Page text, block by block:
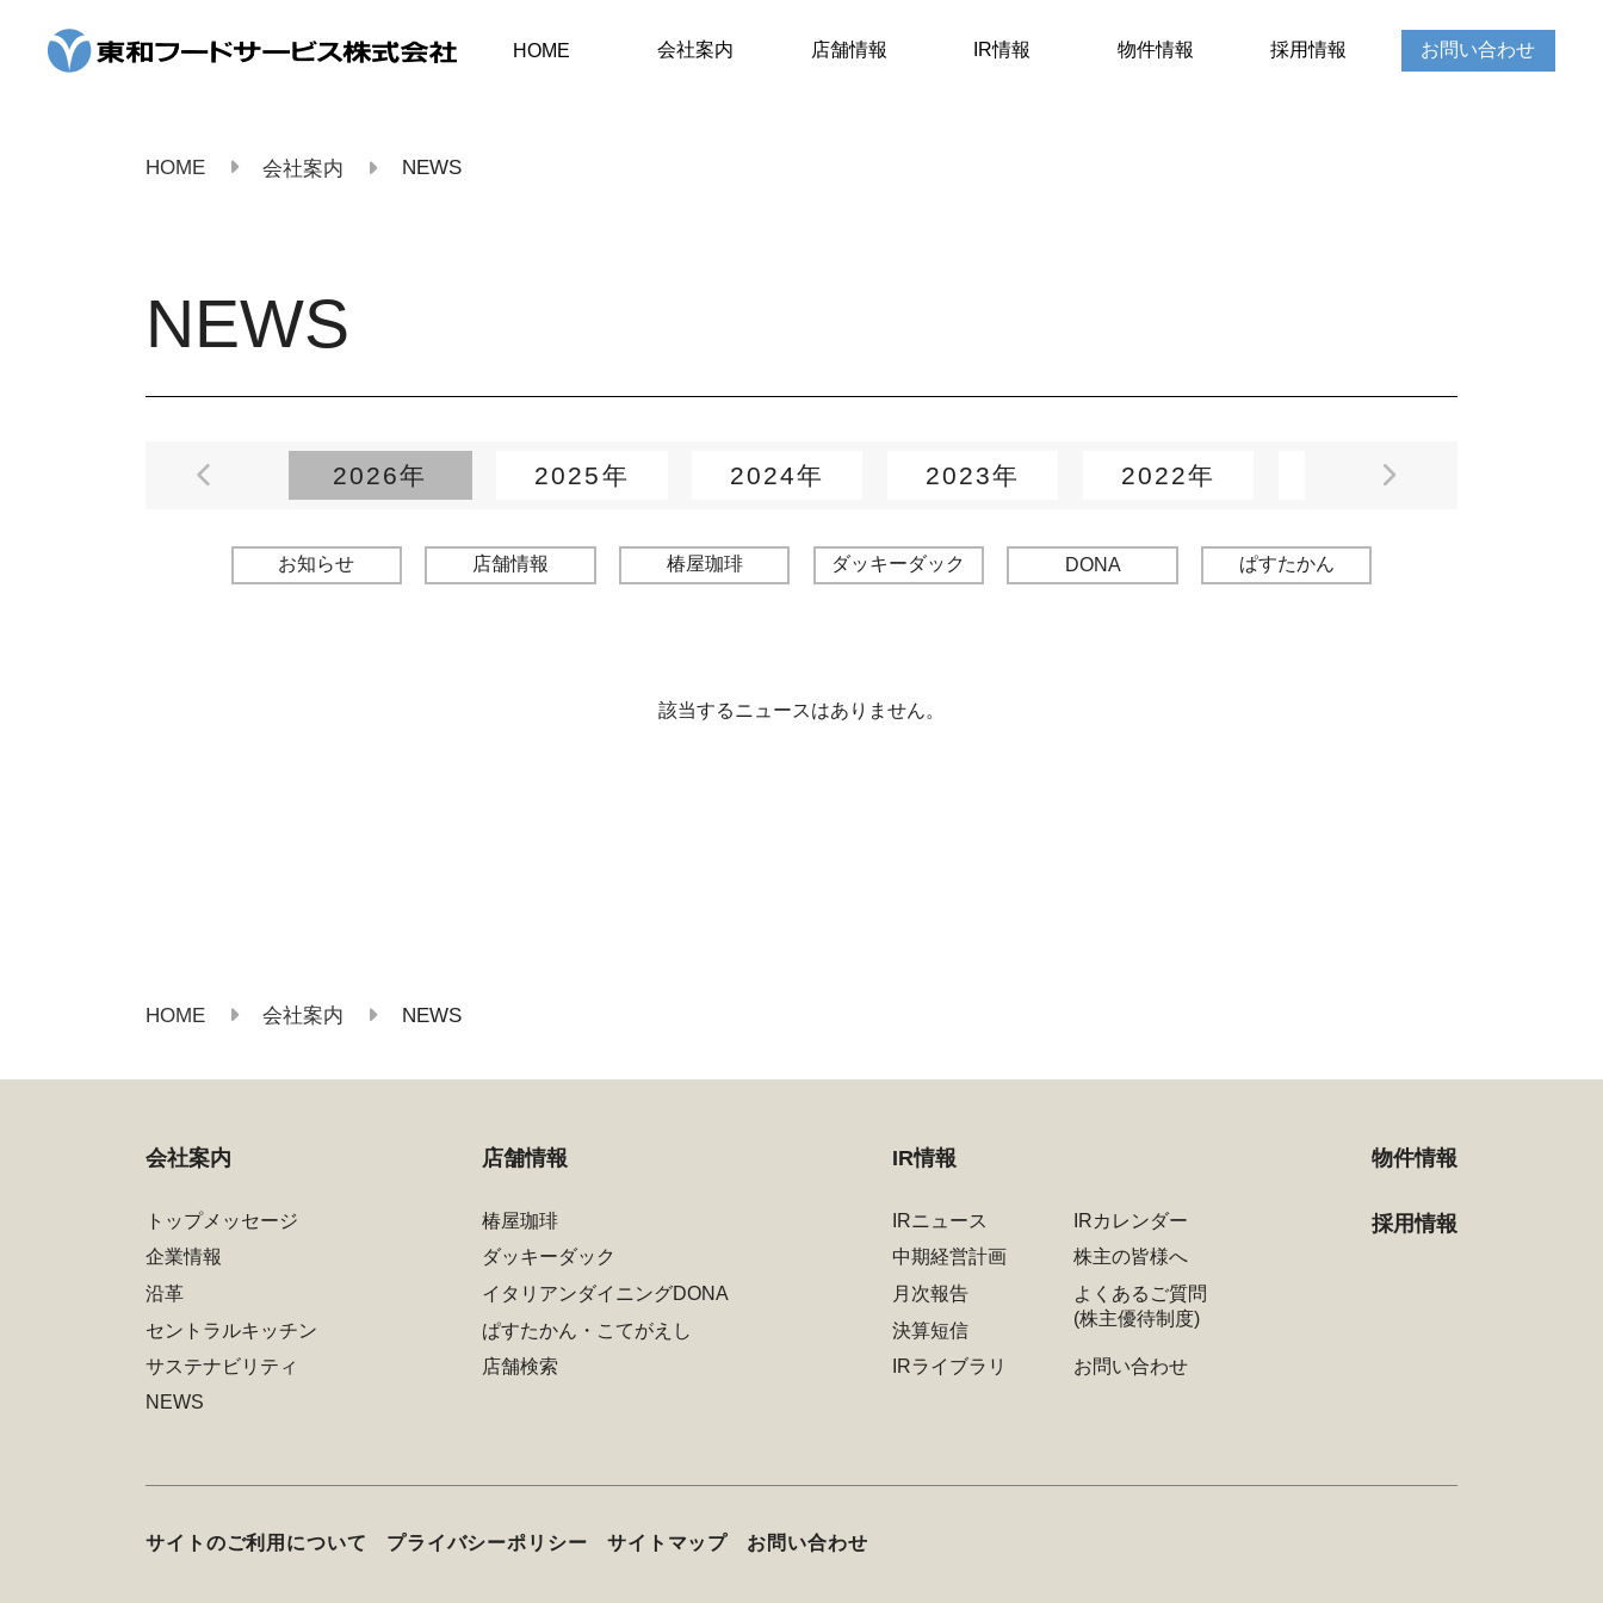
HOME 会社案内 店舗情報 IR情報 物件情報 採用情報 お問い合わせ
HOME 会社案内 NEWS
NEWS
2026年 2025年 2024年 2023年 2022年 2021年
お知らせ 店舗情報 椿屋珈琲 ダッキーダック DONA ぱすたかん
該当するニュースはありません。
HOME 会社案内 NEWS
会社案内
トップメッセージ
企業情報
沿革
セントラルキッチン
サステナビリティ
NEWS
店舗情報
椿屋珈琲
ダッキーダック
イタリアンダイニングDONA
ぱすたかん・こてがえし
店舗検索
IR情報
IRニュース
IRカレンダー
中期経営計画
株主の皆様へ
月次報告
決算短信
よくあるご質問
(株主優待制度)
IRライブラリ お問い合わせ
物件情報
採用情報
サイトのご利用について プライバシーポリシー サイトマップ お問い合わせ